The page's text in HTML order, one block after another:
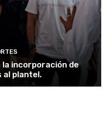
incorporación de
al plantel.